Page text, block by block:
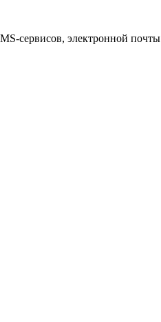
сервисов, электронной почты